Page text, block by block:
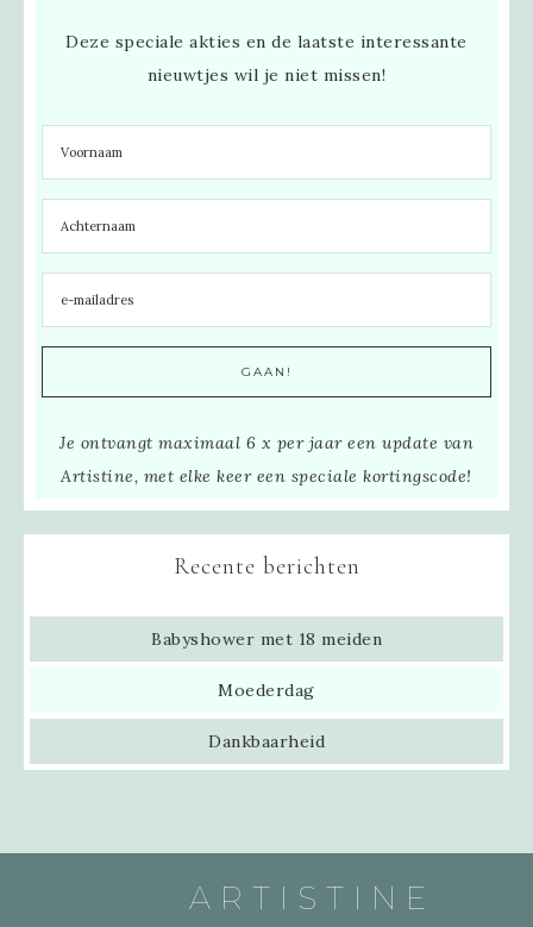
Deze speciale akties en de laatste interessante
nieuwtjes wil je niet missen!
Je ontvangt maximaal 6 x per jaar een update van
Artistine, met elke keer een speciale kortingscode!
Recente berichten
Babyshower met 18 meiden
Moederdag
Dankbaarheid
ARTISTINE